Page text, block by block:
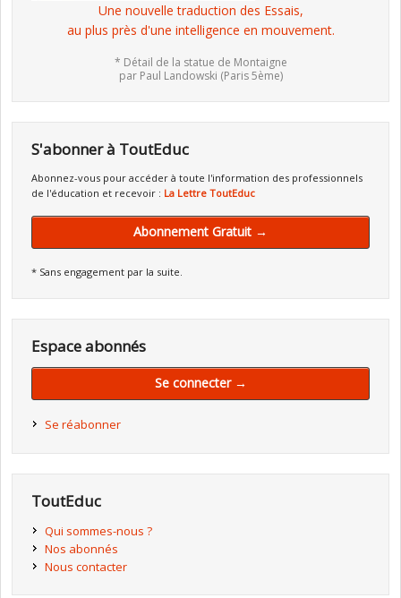
Une nouvelle traduction des Essais,
au plus près d'une intelligence en mouvement.
* Détail de la statue de Montaigne
par Paul Landowski (Paris 5ème)
S'abonner à ToutEduc
Abonnez-vous pour accéder à toute l'information des professionnels
de l'éducation et recevoir : La Lettre ToutEduc
Abonnement Gratuit →
* Sans engagement par la suite.
Espace abonnés
Se connecter →
Se réabonner
ToutEduc
Qui sommes-nous ?
Nos abonnés
Nous contacter